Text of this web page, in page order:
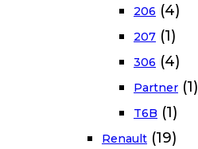
206 (4)
207 (1)
306 (4)
Partner (1)
T6B (1)
Renault (19)